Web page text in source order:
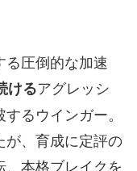
圧倒的な加速
けるアグレッシ
るウインガー。
が、育成に定評の
本格ブレイクを